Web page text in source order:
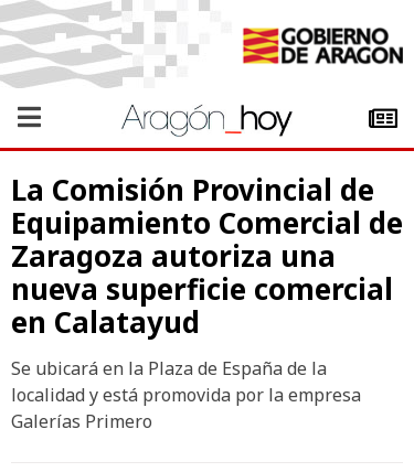
La Comisión Provincial de
Equipamiento Comercial de
Zaragoza autoriza una
nueva superficie comercial
en Calatayud
Se ubicará en la Plaza de España de la
localidad y está promovida por la empresa
Galerías Primero